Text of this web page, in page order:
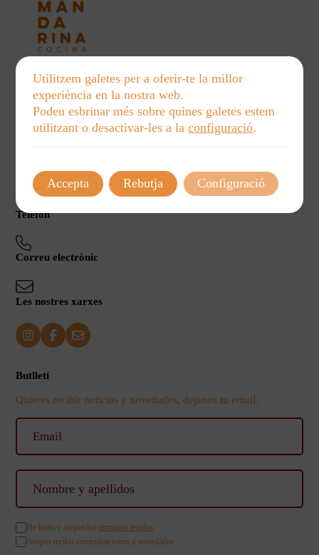
Avís legal
Política de Envíos y Devoluciones
Telèfon
Correu electrònic
Les nostres xarxes
Butlletí
Quieres recibir noticias y novedades, dejanos tu email.
He leído y acepto los términos legales
Acepto recibir comunicaciones y novedades
Utilitzem galetes per a oferir-te la millor
experiència en la nostra web.
Podeu esbrinar més sobre quines galetes estem
utilitzant o desactivar-les a laconfiguració.
Accepta Rebutja Configuració